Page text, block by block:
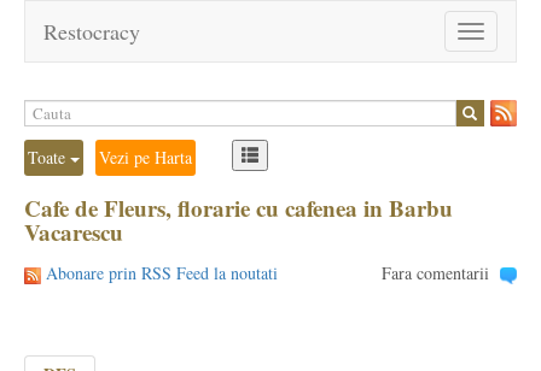
Toggle
navigation
Restocracy
Toate Vezi pe Harta
Cafe de Fleurs, florarie cu cafenea in Barbu
Vacarescu
Abonare prin RSS Feed la noutati Fara comentarii